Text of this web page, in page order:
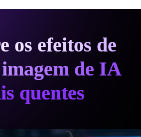
os efeitos de
de IA
quentes